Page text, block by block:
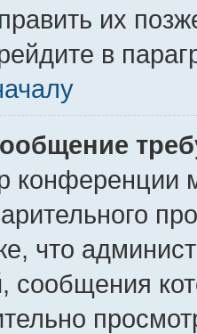
их
в
конференции
что
сообщения